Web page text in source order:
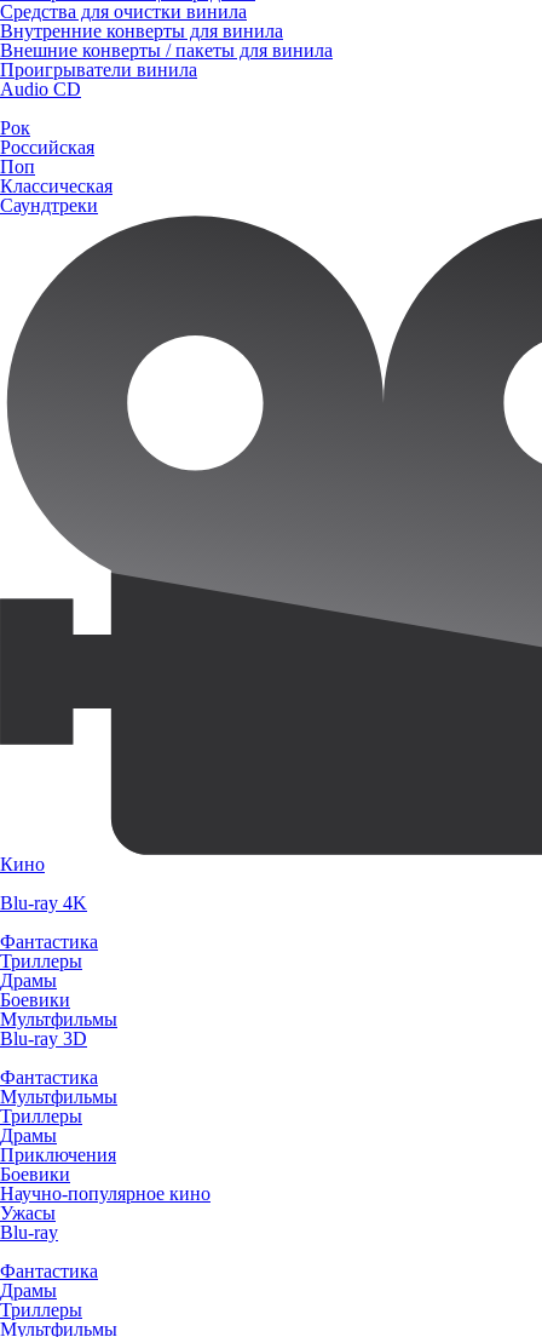
Средства для очистки винила
Внутренние конверты для винила
Внешние конверты / пакеты для винила
Проигрыватели винила
Audio CD
Рок
Российская
Поп
Классическая
Саундтреки
Кино
Blu-ray 4K
Фантастика
Триллеры
Драмы
Боевики
Мультфильмы
Blu-ray 3D
Фантастика
Мультфильмы
Триллеры
Драмы
Приключения
Боевики
Научно-популярное кино
Ужасы
Blu-ray
Фантастика
Драмы
Триллеры
Мультфильмы